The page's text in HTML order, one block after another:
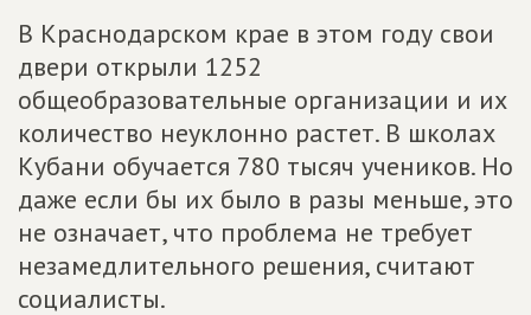
В Краснодарском крае в этом году свои
двери открыли 1252
общеобразовательные организации и их
количество неуклонно растет. В школах
Кубани обучается 780 тысяч учеников. Но
даже если бы их было в разы меньше, это
не означает, что проблема не требует
незамедлительного решения, считают
социалисты.